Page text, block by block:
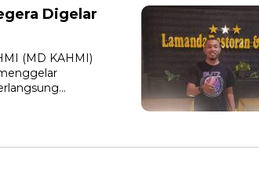
Digelar
(MD KAHMI)